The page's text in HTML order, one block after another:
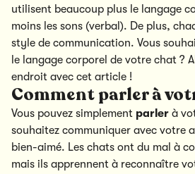
utilisent beaucoup plus le langage
moins les sons (verbal). De plus,
style de communication. Vous
le langage corporel de votre chat ?
endroit avec cet article !
Comment parler à
Vous pouvez simplement parler à
souhaitez communiquer avec votre
bien-aimé. Les chats ont du mal à
mais ils apprennent à reconnaître